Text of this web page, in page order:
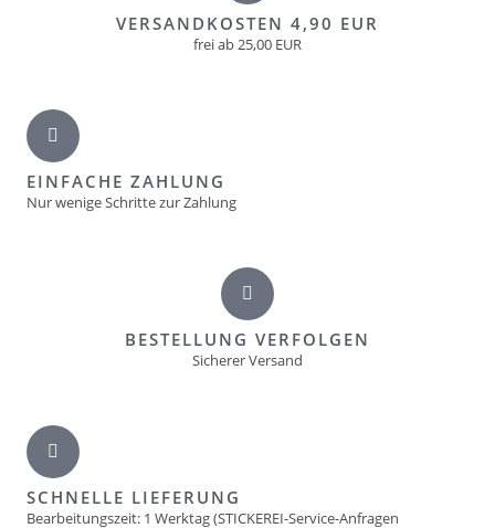
VERSANDKOSTEN 4,90 EUR
frei ab 25,00 EUR
EINFACHE ZAHLUNG
Nur wenige Schritte zur Zahlung
BESTELLUNG VERFOLGEN
Sicherer Versand
SCHNELLE LIEFERUNG
Bearbeitungszeit: 1 Werktag (STICKEREI-Service-Anfragen